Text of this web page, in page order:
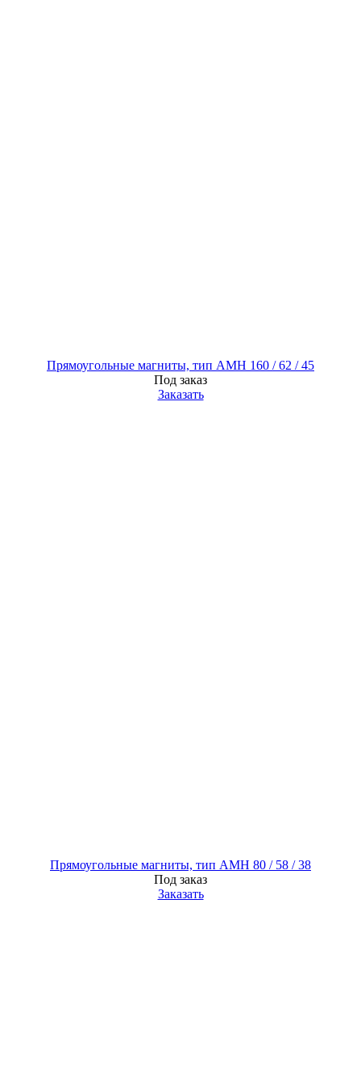
Прямоугольные магниты, тип AMH 160 / 62 / 45
Под заказ
Заказать
Прямоугольные магниты, тип AMH 80 / 58 / 38
Под заказ
Заказать